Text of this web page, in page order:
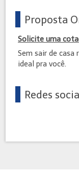
Proposta
Solicite uma
Sem sair de casa
ideal pra você.
Redes